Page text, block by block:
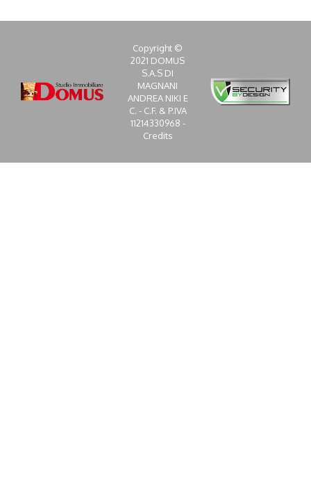
Copyright ©
2021 DOMUS
S.A.S DI
MAGNANI
ANDREA NIKI E
C. - C.F. & P.IVA
11214330968 -
Credits